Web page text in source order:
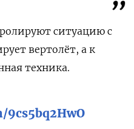
ситуацию с
вертолёт, а к
техника.